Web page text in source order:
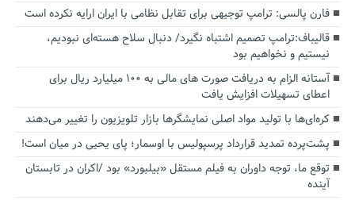
فارن پالسی: ترامپ توجیهی برای تقابل نظامی با ایران ارایه نکرده است
قالیباف:ترامپ تصمیم اشتباه نگیرد/ دنبال سلاح هسته‌ای نبودیم،
نیستیم و نخواهیم بود
آستانه الزام به دریافت صورت های مالی به ۱۰۰ میلیارد ریال برای
اعطای تسهیلات افزایش یافت
کره‌ای‌ها با تولید مواد اصلی نمایشگرها بازار تلویزیون را تغییر می‌دهند
پشت‌پرده تمدید قرارداد پرسپولیس با اوسمار؛ پای یحیی در میان است!
توقع ما، توجه داوران به فیلم مستقل «بیلبورد» بود /اکران در تابستان
آینده